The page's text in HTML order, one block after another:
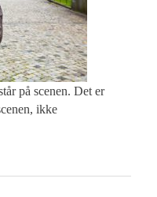
på scenen. Det er
ikke